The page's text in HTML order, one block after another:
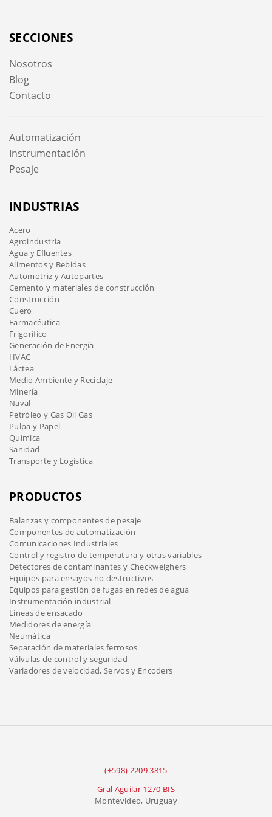
SECCIONES
Nosotros
Blog
Contacto
Automatización
Instrumentación
Pesaje
INDUSTRIAS
Acero
Agroindustria
Agua y Efluentes
Alimentos y Bebidas
Automotriz y Autopartes
Cemento y materiales de construcción
Construcción
Cuero
Farmacéutica
Frigorífico
Generación de Energía
HVAC
Láctea
Medio Ambiente y Reciclaje
Minería
Naval
Petróleo y Gas Oil Gas
Pulpa y Papel
Química
Sanidad
Transporte y Logística
PRODUCTOS
Balanzas y componentes de pesaje
Componentes de automatización
Comunicaciones Industriales
Control y registro de temperatura y otras variables
Detectores de contaminantes y Checkweighers
Equipos para ensayos no destructivos
Equipos para gestión de fugas en redes de agua
Instrumentación industrial
Líneas de ensacado
Medidores de energía
Neumática
Separación de materiales ferrosos
Válvulas de control y seguridad
Variadores de velocidad, Servos y Encoders
(+598) 2209 3815
Gral Aguilar 1270 BIS
Montevideo, Uruguay